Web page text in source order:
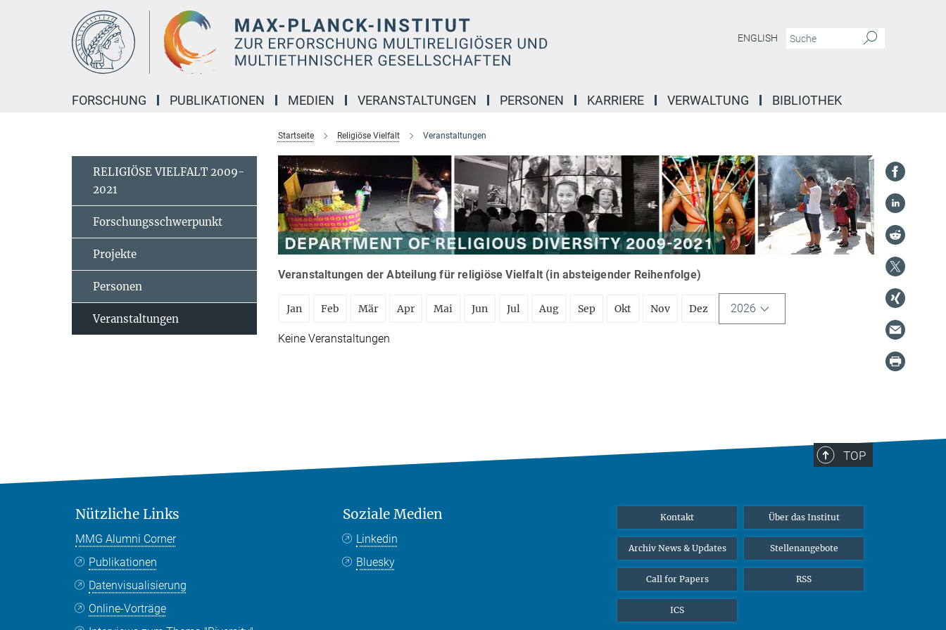
ENGLISH
FORSCHUNG PUBLIKATIONEN MEDIEN VERANSTALTUNGEN PERSONEN KARRIERE VERWALTUNG BIBLIOTHEK
Startseite Religiöse Vielfalt Veranstaltungen
Veranstaltungen der Abteilung für religiöse Vielfalt (in absteigender Reihenfolge)
Jan Feb Mär Apr Mai Jun Jul Aug Sep Okt Nov Dez 2026
Keine Veranstaltungen
RELIGIÖSE VIELFALT 2009-
2021
Forschungsschwerpunkt
Projekte
Personen
Veranstaltungen
TOP
Nützliche Links
MMG Alumni Corner
Publikationen
Datenvisualisierung
Online-Vorträge
Soziale Medien
Linkedin
Bluesky
Kontakt Über das Institut
Archiv News & Updates Stellenangebote
Call for Papers RSS
ICS